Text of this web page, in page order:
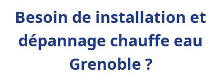
Besoin de installation et
dépannage chauffe eau
Grenoble ?